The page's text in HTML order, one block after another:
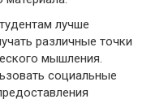
лучше
различные точки
мышления.
социальные